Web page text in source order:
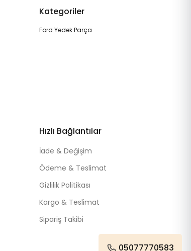
Kategoriler
Ford Yedek Parça
Hızlı Bağlantılar
İade & Değişim
Ödeme & Teslimat
Gizlilik Politikası
Kargo & Teslimat
Sipariş Takibi
05077770583